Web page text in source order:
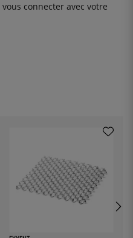
vous connecter avec votre